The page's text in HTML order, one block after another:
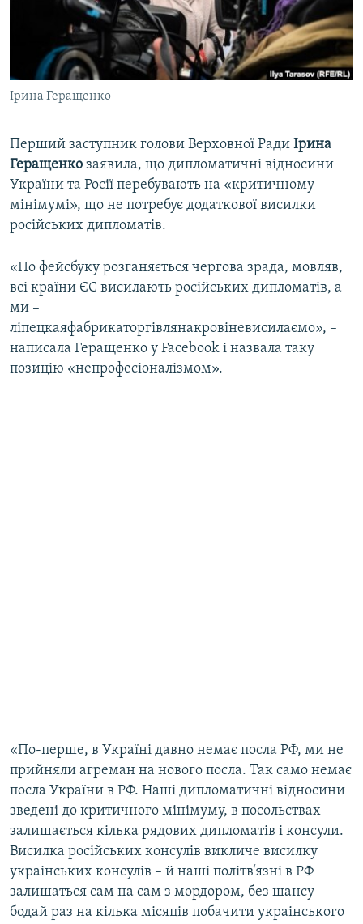
ВІДЕОУРОКИ «ELIFBE»
СВІДЧЕННЯ ОКУПАЦІЇ
УКРАЇНСЬКА ПРОБЛЕМА КРИМУ
ІНФОГРАФІКА
Qırımtatar
ДОЛУЧАЙСЯ!
Усі сайти RFE/RL
Ірина Геращенко
Перший заступник голови Верховної Ради Ірина
Геращенко заявила, що дипломатичні відносини
України та Росії перебувають на «критичному
мінімумі», що не потребує додаткової висилки
російських дипломатів.
«По фейсбуку розганяється чергова зрада, мовляв,
всі країни ЄС висилають російських дипломатів, а
ми –
ліпецкаяфабрикаторгівлянакровіневисилаємо», –
написала Геращенко у Facebook і назвала таку
позицію «непрофесіоналізмом».
«По-перше, в Україні давно немає посла РФ, ми не
прийняли агреман на нового посла. Так само немає
посла України в РФ. Наші дипломатичні відносини
зведені до критичного мінімуму, в посольствах
залишається кілька рядових дипломатів і консули.
Висилка російських консулів викличе висилку
украінських консулів – й наші політв‘язні в РФ
залишаться сам на сам з мордором, без шансу
бодай раз на кілька місяців побачити украінського